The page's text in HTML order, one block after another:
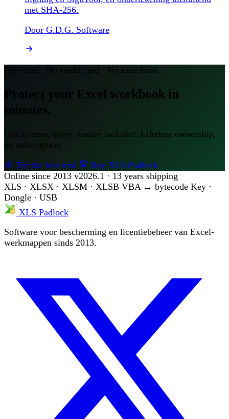
met SHA-256.
Door G.D.G. Software
Free trial · No credit card · No time limit
Protect your Excel workbook in
One license, every feature included. Lifetime ownership,
no subscription.
Try the free trial
Buy XLS Padlock
Online since 2013 v2026.1 · 13 years shipping
XLS · XLSX · XLSM · XLSB VBA → bytecode Key ·
Dongle · USB
XLS Padlock
Software voor bescherming en licentiebeheer van Excel-
werkmappen sinds 2013.